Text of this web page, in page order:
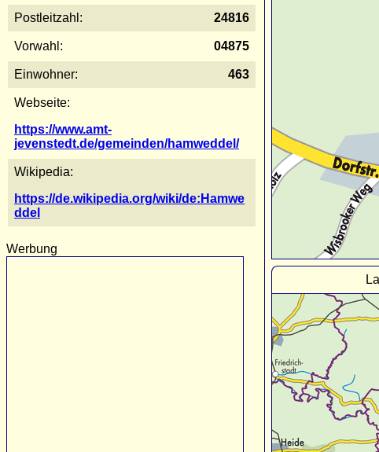
Postleitzahl: 24816
Vorwahl: 04875
Einwohner: 463
Webseite:
https://www.amt-
jevenstedt.de/gemeinden/hamweddel/
Wikipedia:
https://de.wikipedia.org/wiki/de:Hamwe
ddel
Werbung